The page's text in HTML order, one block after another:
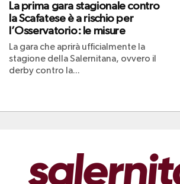
La prima gara stagionale contro
la Scafatese è a rischio per
l’Osservatorio: le misure
La gara che aprirà ufficialmente la
stagione della Salernitana, ovvero il
derby contro la...